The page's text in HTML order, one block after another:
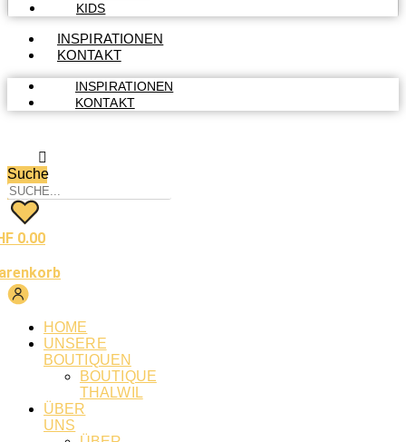
KIDS
INSPIRATIONEN
KONTAKT
INSPIRATIONEN
KONTAKT
Suche
0.00
HOME
UNSERE
BOUTIQUEN
BOUTIQUE
THALWIL
ÜBER
UNS